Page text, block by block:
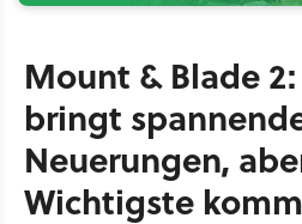
Mount & Blade 2:
bringt
Neuerungen,
Wichtigste